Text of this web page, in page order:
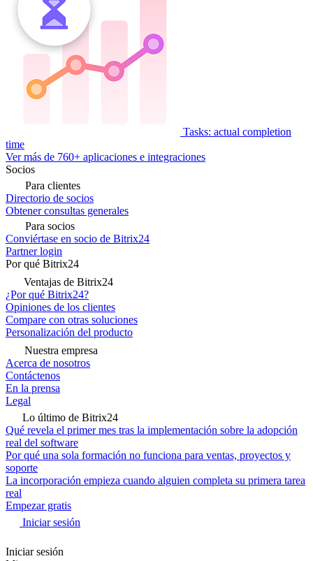
Tasks: actual completion
time
Ver más de 760+ aplicaciones e integraciones
Socios
Para clientes
Directorio de socios
Obtener consultas generales
Para socios
Conviértase en socio de Bitrix24
Partner login
Por qué Bitrix24
Ventajas de Bitrix24
¿Por qué Bitrix24?
Opiniones de los clientes
Compare con otras soluciones
Personalización del producto
Nuestra empresa
Acerca de nosotros
Contáctenos
En la prensa
Legal
Lo último de Bitrix24
Qué revela el primer mes tras la implementación sobre la adopción
real del software
Por qué una sola formación no funciona para ventas, proyectos y
soporte
La incorporación empieza cuando alguien completa su primera tarea
real
Empezar gratis
Iniciar sesión
Iniciar sesión